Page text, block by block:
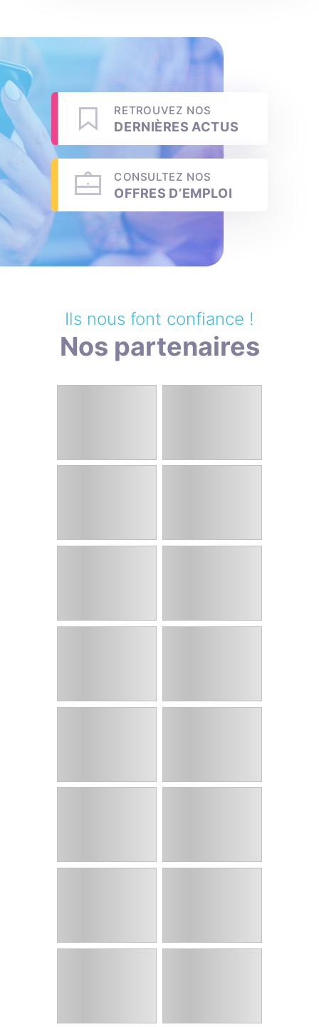
RETROUVEZ NOS
DERNIÈRES ACTUS
CONSULTEZ NOS
OFFRES D’EMPLOI
Ils nous font confiance !
Nos partenaires